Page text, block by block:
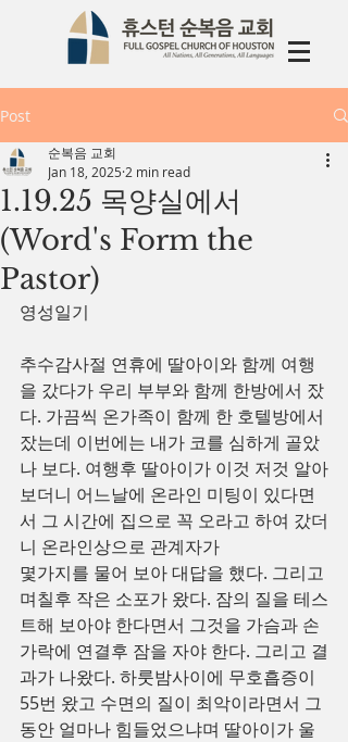
Post
1.19.25 목양실에서
(Word's Form the
Pastor)
순복음 교회
Jan 18, 2025 2 min read
영성일기
추수감사절 연휴에 딸아이와 함께 여행
을 갔다가 우리 부부와 함께 한방에서 잤
다. 가끔씩 온가족이 함께 한 호텔방에서
잤는데 이번에는 내가 코를 심하게 골았
나 보다. 여행후 딸아이가 이것 저것 알아
보더니 어느날에 온라인 미팅이 있다면
서 그 시간에 집으로 꼭 오라고 하여 갔더
니 온라인상으로 관계자가
몇가지를 물어 보아 대답을 했다. 그리고
며칠후 작은 소포가 왔다. 잠의 질을 테스
트해 보아야 한다면서 그것을 가슴과 손
가락에 연결후 잠을 자야 한다. 그리고 결
과가 나왔다. 하룻밤사이에 무호흡증이
55번 왔고 수면의 질이 최악이라면서 그
동안 얼마나 힘들었으냐며 딸아이가 울